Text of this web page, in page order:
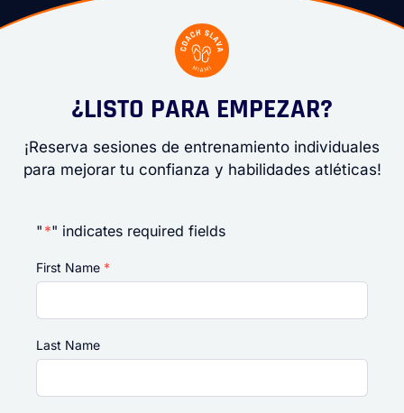
¿LISTO PARA EMPEZAR?
¡Reserva sesiones de entrenamiento individuales
para mejorar tu confianza y habilidades atléticas!
" *" indicates required fields
First Name *
Last Name